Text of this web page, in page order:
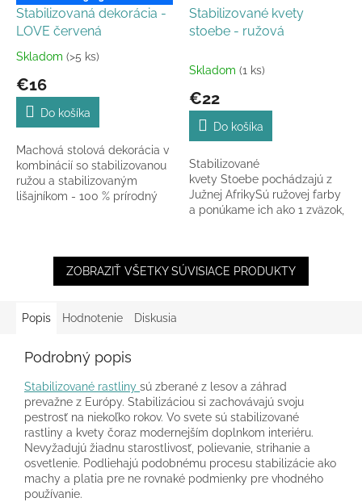
Stabilizovaná dekorácia -
LOVE červená
Priemerné
produktu
4,0
5
hviezdičiek.
Skladom (>5 ks)
€16
Do košíka
Machová stolová dekorácia v
kombinácií so stabilizovanou
ružou a stabilizovaným
lišajníkom - 100 % prírodný
Stabilizované kvety
stoebe - ružová
Skladom (1 ks)
€22
Do košíka
Stabilizované
kvety Stoebe pochádzajú z
Južnej AfrikySú ružovej farby
a ponúkame ich ako 1 zväzok,
ZOBRAZIŤ VŠETKY SÚVISIACE PRODUKTY
Popis Hodnotenie Diskusia
Podrobný popis
Stabilizované rastliny sú zberané z lesov a záhrad
prevažne z Európy. Stabilizáciou si zachovávajú svoju
pestrosť na niekoľko rokov. Vo svete sú stabilizované
rastliny a kvety čoraz modernejším doplnkom interiéru.
Nevyžadujú žiadnu starostlivosť, polievanie, strihanie a
osvetlenie. Podliehajú podobnému procesu stabilizácie ako
machy a platia pre ne rovnaké podmienky pre vhodného
používanie.